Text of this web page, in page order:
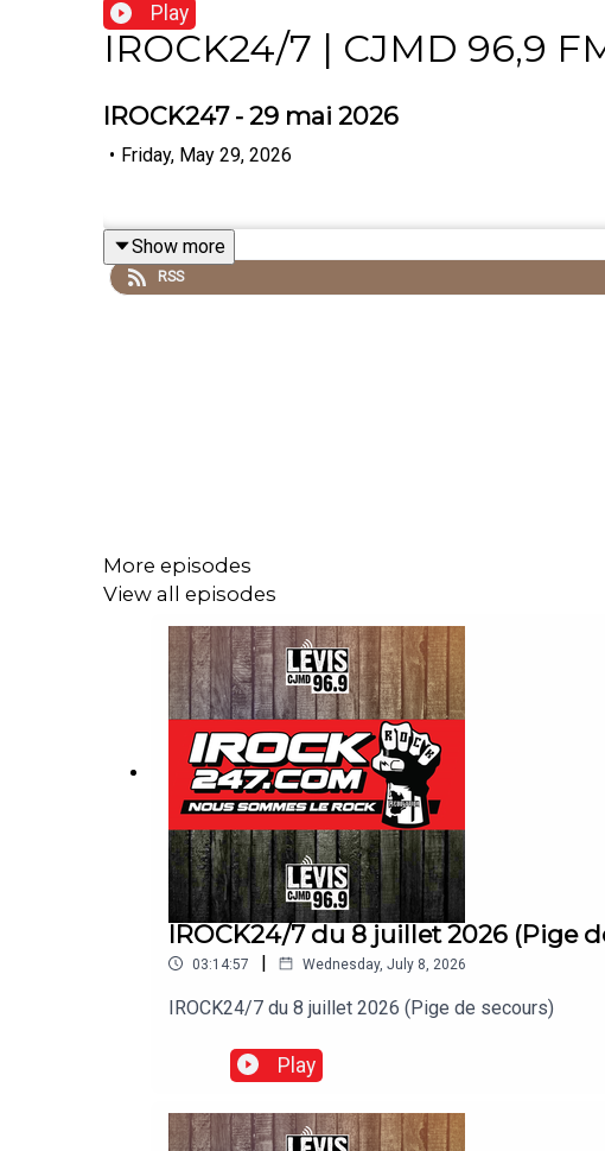
Play
IROCK24/7 | CJMD 96,9
IROCK247 - 29 mai 2026
• Friday, May 29, 2026
Show more
RSS
More episodes
View all episodes
IROCK24/7 du 8 juillet 2026 (Pige
03:14:57 | Wednesday, July 8, 2026
IROCK24/7 du 8 juillet 2026 (Pige de secours)
Play